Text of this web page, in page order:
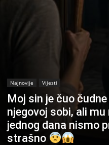
Najnovije Vijesti
Moj sin je čuo
njegovoj sobi, ali
jednog dana nismo
strašno